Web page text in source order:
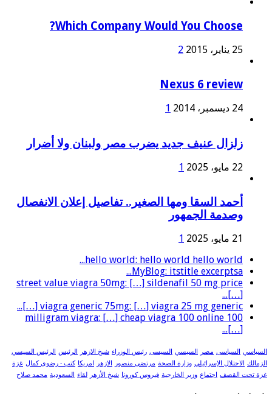
Which Company Would You Choose?
25 يناير، 2015 2
Nexus 6 review
24 ديسمبر، 2014 1
زلزال عنيف جديد يضرب مصر ولبنان ولا أضرار
22 مايو، 2025 1
أحمد السقا ومها الصغير.. تفاصيل إعلان الانفصال
وصدمة الجمهور
21 مايو، 2025
1
hello world: hello world hello world...
MyBlog: itstitle excerptsa...
street value viagra 50mg: […] sildenafil 50 mg price
[…]...
viagra generic 75mg: […] viagra 25 mg generic […]...
100 milligram viagra: […] cheap viagra 100 online
[…]...
السياسي السياسى مصر السيسي السيسى رئيس الوزراء شيخ الازهر الرئيس الرئيس السيسي
الزمالك الاحتلال الإسرائيلي وزارة الصحة مرتضى منصور الازهر امريكا كتب - رضوى كمال غزة
غزة تحت القصف اجتماع وزير الخارجية فيروس كورونا شيخ الأزهر لقاء السعودية محمد صلاح